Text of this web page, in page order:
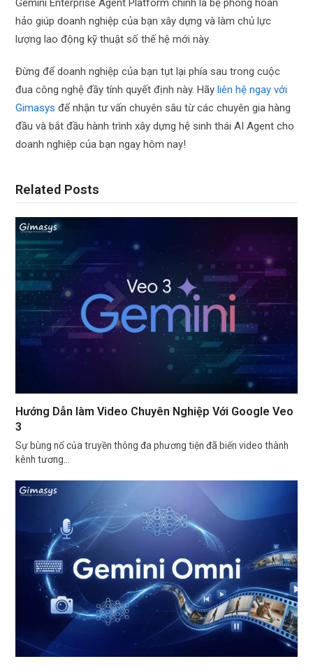
Gemini Enterprise Agent Platform chính là bệ phóng hoàn
hảo giúp doanh nghiệp của bạn xây dựng và làm chủ lực
lượng lao động kỹ thuật số thế hệ mới này.
Đừng để doanh nghiệp của bạn tụt lại phía sau trong cuộc
đua công nghệ đầy tính quyết định này. Hãyliên hệ ngay với
Gimasys để nhận tư vấn chuyên sâu từ các chuyên gia hàng
đầu và bắt đầu hành trình xây dựng hệ sinh thái AI Agent cho
doanh nghiệp của bạn ngay hôm nay!
Related Posts
Hướng Dẫn làm Video Chuyên Nghiệp Với Google Veo
3
Sự bùng nổ của truyền thông đa phương tiện đã biến video thành
kênh tương…